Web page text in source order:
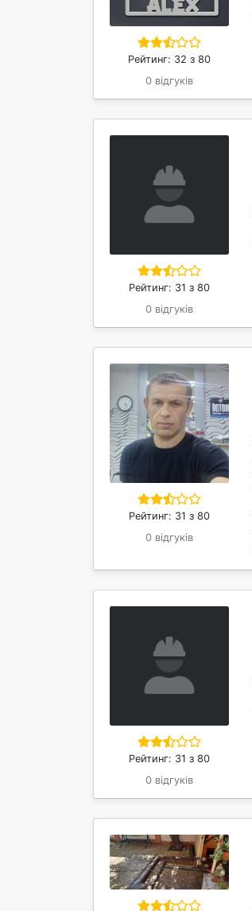
Рейтинг: 32 з 80
0 відгуків
Рейтинг: 31 з 80
0 відгуків
Рейтинг: 31 з 80
0 відгуків
Рейтинг: 31 з 80
0 відгуків